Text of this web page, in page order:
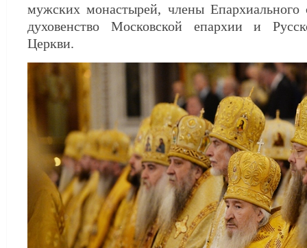
мужских монастырей, члены Епархиального
духовенство Московской епархии и
Церкви.